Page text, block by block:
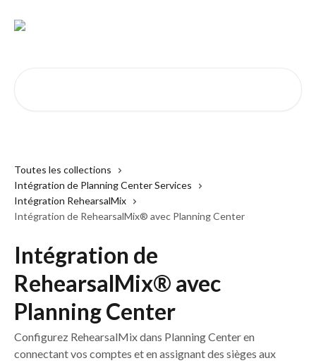
Toutes les collections
Intégration de Planning Center Services
Intégration RehearsalMix
Intégration de RehearsalMix® avec Planning Center
Intégration de
RehearsalMix® avec
Planning Center
Configurez RehearsalMix dans Planning Center en
connectant vos comptes et en assignant des sièges aux